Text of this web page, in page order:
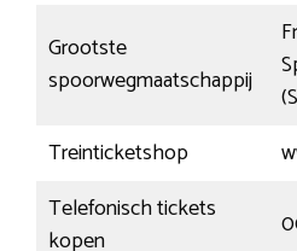
Grootste
spoorwegmaatschappij
Treinticketshop
Telefonisch tickets
kopen